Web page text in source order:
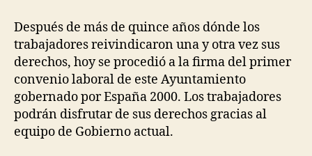
Después de más de quince años dónde los
trabajadores reivindicaron una y otra vez sus
derechos, hoy se procedió a la firma del primer
convenio laboral de este Ayuntamiento
gobernado por España 2000. Los trabajadores
podrán disfrutar de sus derechos gracias al
equipo de Gobierno actual.